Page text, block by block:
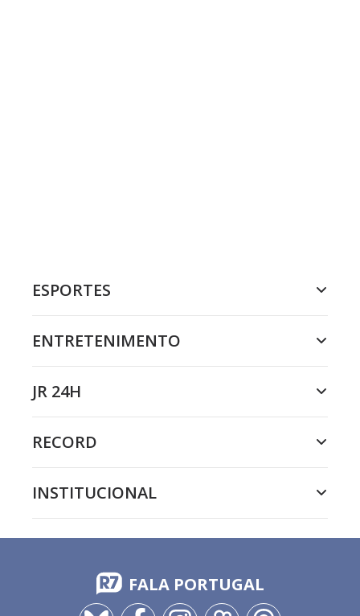
ESPORTES
ENTRETENIMENTO
JR 24H
RECORD
INSTITUCIONAL
FALA PORTUGAL